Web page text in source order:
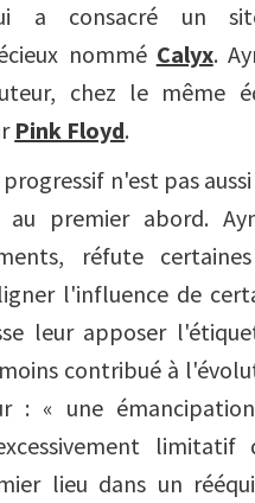
a consacré un
nommé Calyx.
chez le même
Pink Floyd.
n'est pas
premier abord.
réfute
l'influence de
leur apposer
contribué à
: « une
lieu dans un